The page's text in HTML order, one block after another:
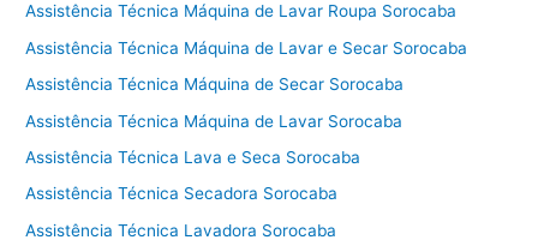
Assistência Técnica Máquina de Lavar Roupa Sorocaba
Assistência Técnica Máquina de Lavar e Secar Sorocaba
Assistência Técnica Máquina de Secar Sorocaba
Assistência Técnica Máquina de Lavar Sorocaba
Assistência Técnica Lava e Seca Sorocaba
Assistência Técnica Secadora Sorocaba
Assistência Técnica Lavadora Sorocaba